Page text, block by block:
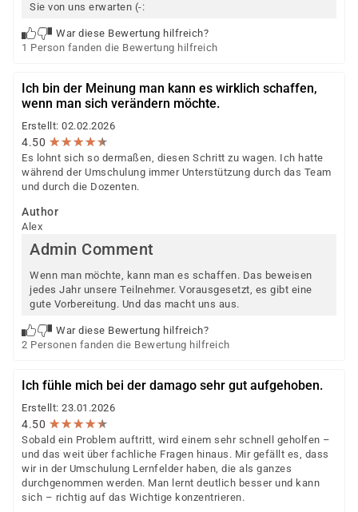
Sie von uns erwarten (-:
War diese Bewertung hilfreich?
1 Person fanden die Bewertung hilfreich
Ich bin der Meinung man kann es wirklich schaffen,
wenn man sich verändern möchte.
Erstellt: 02.02.2026
4.50 ★★★★★
★★★★★
Es lohnt sich so dermaßen, diesen Schritt zu wagen. Ich hatte
während der Umschulung immer Unterstützung durch das Team
und durch die Dozenten.
Author
Alex
Admin Comment
Wenn man möchte, kann man es schaffen. Das beweisen
jedes Jahr unsere Teilnehmer. Vorausgesetzt, es gibt eine
gute Vorbereitung. Und das macht uns aus.
War diese Bewertung hilfreich?
2 Personen fanden die Bewertung hilfreich
Ich fühle mich bei der damago sehr gut aufgehoben.
Erstellt: 23.01.2026
4.50 ★★★★★
★★★★★
Sobald ein Problem auftritt, wird einem sehr schnell geholfen –
und das weit über fachliche Fragen hinaus. Mir gefällt es, dass
wir in der Umschulung Lernfelder haben, die als ganzes
durchgenommen werden. Man lernt deutlich besser und kann
sich – richtig auf das Wichtige konzentrieren.